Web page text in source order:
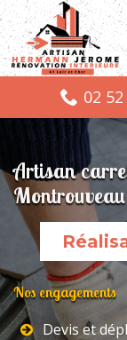
02
Artisan
Nos engagements
Devis et